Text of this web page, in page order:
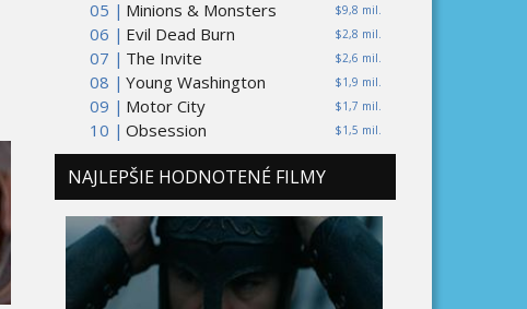
05 |
$9,8 mil.
Minions & Monsters
06 |
$2,8 mil.
Evil Dead Burn
07 |
$2,6 mil.
The Invite
08 |
$1,9 mil.
Young Washington
09 |
$1,7 mil.
Motor City
10 |
$1,5 mil.
Obsession
NAJLEPŠIE HODNOTENÉ FILMY